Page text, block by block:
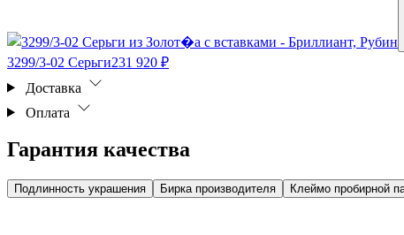
3299/3-02 Серьги231 920 ₽
Доставка
Оплата
Гарантия качества
Подлинность украшения Бирка производителя Клеймо пробирной